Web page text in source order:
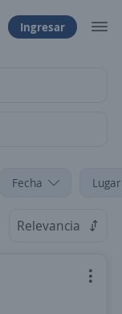
Ingresar
Fecha
Relevancia